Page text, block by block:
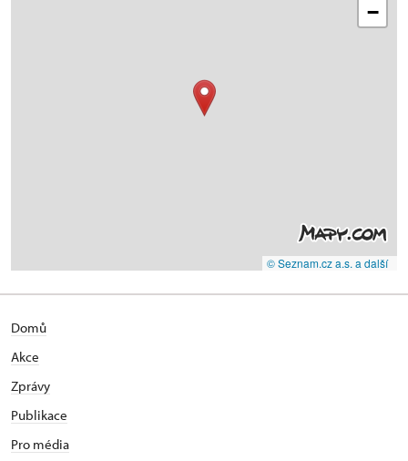
−
© Seznam.cz a.s. a další
Domů
Akce
Zprávy
Publikace
Pro média